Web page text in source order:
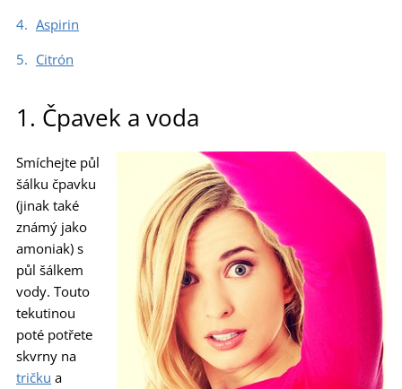
Aspirin
Citrón
1. Čpavek a voda
Smíchejte půl
šálku čpavku
(jinak také
známý jako
amoniak) s
půl šálkem
vody. Touto
tekutinou
poté potřete
skvrny na
tričku a